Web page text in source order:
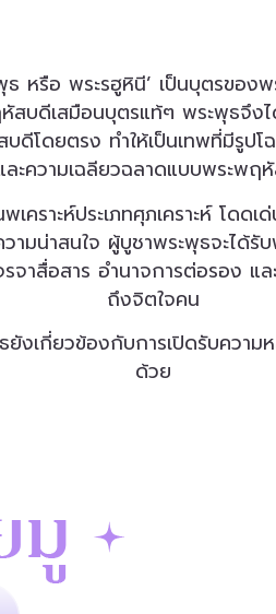
ธ หรือ พระรฮูหินี’ เป็นบุตรของ
สบดีเสมือนบุตรแท้ๆ พระพุธจึง
ดีโดยตรง ทำให้เป็นเทพที่มีรูป
ละความเฉลียวฉลาดแบบพระพฤ
เคราะห์ประเภทศุภเคราะห์ โดดเ
ามน่าสนใจ ผู้บูชาพระพุธจะได้รั
รจาสื่อสาร อำนาจการต่อรอง แ
ถึงจิตใจคน
งเกี่ยวข้องกับการเปิดรับความ
ด้วย